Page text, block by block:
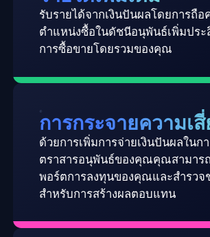
รับรายได้จากเงินปันผลโดยการถือ
ตำแหน่งซื้อในดัชนีอนุพันธ์เพิ่มประ
การซื้อขายโดยรวมของคุณ
การกระจายความเสี่
ด้วยการเพิ่มการจ่ายเงินปันผลในก
ตราสารอนุพันธ์ของคุณคุณสามาร
พอร์ตการลงทุนของคุณและสำรวจ
สำหรับการสร้างผลตอบแทน